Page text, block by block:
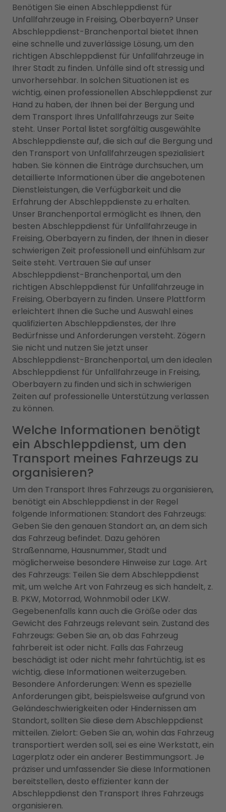
Benötigen Sie einen Abschleppdienst für
Unfallfahrzeuge in Freising, Oberbayern? Unser
Abschleppdienst-Branchenportal bietet Ihnen
eine schnelle und zuverlässige Lösung, um den
richtigen Abschleppdienst für Unfallfahrzeuge in
Ihrer Stadt zu finden. Unfälle sind oft stressig und
unvorhersehbar. In solchen Situationen ist es
wichtig, einen professionellen Abschleppdienst zur
Hand zu haben, der Ihnen bei der Bergung und
dem Transport Ihres Unfallfahrzeugs zur Seite
steht. Unser Portal listet sorgfältig ausgewählte
Abschleppdienste auf, die sich auf die Bergung und
den Transport von Unfallfahrzeugen spezialisiert
haben. Sie können die Einträge durchsuchen, um
detaillierte Informationen über die angebotenen
Dienstleistungen, die Verfügbarkeit und die
Erfahrung der Abschleppdienste zu erhalten.
Unser Branchenportal ermöglicht es Ihnen, den
besten Abschleppdienst für Unfallfahrzeuge in
Freising, Oberbayern zu finden, der Ihnen in dieser
schwierigen Zeit professionell und einfühlsam zur
Seite steht. Vertrauen Sie auf unser
Abschleppdienst-Branchenportal, um den
richtigen Abschleppdienst für Unfallfahrzeuge in
Freising, Oberbayern zu finden. Unsere Plattform
erleichtert Ihnen die Suche und Auswahl eines
qualifizierten Abschleppdienstes, der Ihre
Bedürfnisse und Anforderungen versteht. Zögern
Sie nicht und nutzen Sie jetzt unser
Abschleppdienst-Branchenportal, um den idealen
Abschleppdienst für Unfallfahrzeuge in Freising,
Oberbayern zu finden und sich in schwierigen
Zeiten auf professionelle Unterstützung verlassen
zu können.
Welche Informationen benötigt
ein Abschleppdienst, um den
Transport meines Fahrzeugs zu
organisieren?
Um den Transport Ihres Fahrzeugs zu organisieren,
benötigt ein Abschleppdienst in der Regel
folgende Informationen: Standort des Fahrzeugs:
Geben Sie den genauen Standort an, an dem sich
das Fahrzeug befindet. Dazu gehören
Straßenname, Hausnummer, Stadt und
möglicherweise besondere Hinweise zur Lage. Art
des Fahrzeugs: Teilen Sie dem Abschleppdienst
mit, um welche Art von Fahrzeug es sich handelt, z.
B. PKW, Motorrad, Wohnmobil oder LKW.
Gegebenenfalls kann auch die Größe oder das
Gewicht des Fahrzeugs relevant sein. Zustand des
Fahrzeugs: Geben Sie an, ob das Fahrzeug
fahrbereit ist oder nicht. Falls das Fahrzeug
beschädigt ist oder nicht mehr fahrtüchtig, ist es
wichtig, diese Informationen weiterzugeben.
Besondere Anforderungen: Wenn es spezielle
Anforderungen gibt, beispielsweise aufgrund von
Geländeschwierigkeiten oder Hindernissen am
Standort, sollten Sie diese dem Abschleppdienst
mitteilen. Zielort: Geben Sie an, wohin das Fahrzeug
transportiert werden soll, sei es eine Werkstatt, ein
Lagerplatz oder ein anderer Bestimmungsort. Je
präziser und umfassender Sie diese Informationen
bereitstellen, desto effizienter kann der
Abschleppdienst den Transport Ihres Fahrzeugs
organisieren.